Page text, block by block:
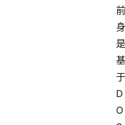
前
身
是
基
于
D
O